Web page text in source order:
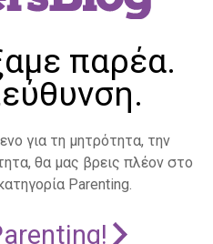
παρέα.
για τη μητρότητα, την
θα μας βρεις πλέον στο
Parenting.